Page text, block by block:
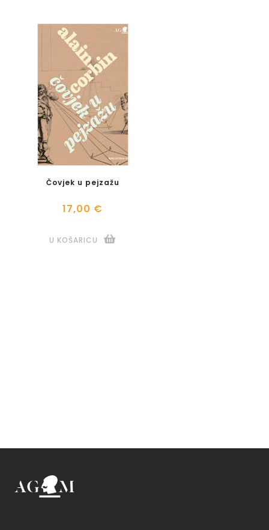
Čovjek u pejzažu
17,00 €
U KOŠARICU